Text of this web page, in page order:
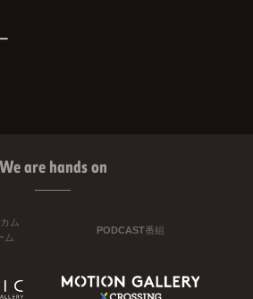
We are hands on
ム
ム
PODCAST番組